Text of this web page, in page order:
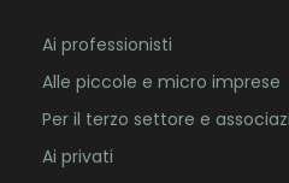
Ai professionisti
Alle piccole e micro imprese
Per il terzo settore e
Ai privati